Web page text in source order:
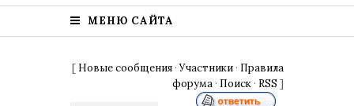
МЕНЮ САЙТА
[ Новые сообщения ·Участники · Правила
форума · Поиск · RSS ]